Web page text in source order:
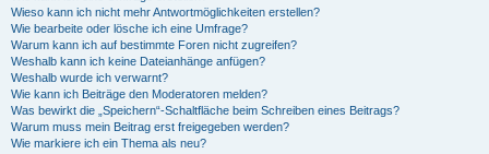
Wieso kann ich nicht mehr Antwortmöglichkeiten erstellen?
Wie bearbeite oder lösche ich eine Umfrage?
Warum kann ich auf bestimmte Foren nicht zugreifen?
Weshalb kann ich keine Dateianhänge anfügen?
Weshalb wurde ich verwarnt?
Wie kann ich Beiträge den Moderatoren melden?
Was bewirkt die „Speichern“-Schaltfläche beim Schreiben eines Beitrags?
Warum muss mein Beitrag erst freigegeben werden?
Wie markiere ich ein Thema als neu?